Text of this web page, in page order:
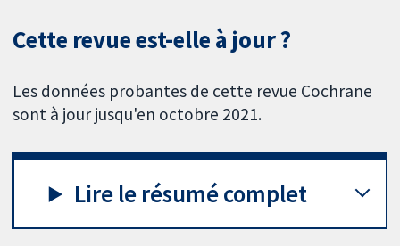
Cette revue est-elle à jour ?
Les données probantes de cette revue Cochrane
sont à jour jusqu'en octobre 2021.
Lire le résumé complet